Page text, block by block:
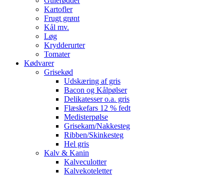
Kartofler
Frugt grønt
Kål mv.
Løg
Krydderurter
Tomater
Kødvarer
Grisekød
Udskæring af gris
Bacon og Kålpølser
Delikatesser o.a. gris
Flæskefars 12 % fedt
Medisterpølse
Grisekam/Nakkesteg
Ribben/Skinkesteg
Hel gris
Kalv & Kanin
Kalveculotter
Kalvekoteletter